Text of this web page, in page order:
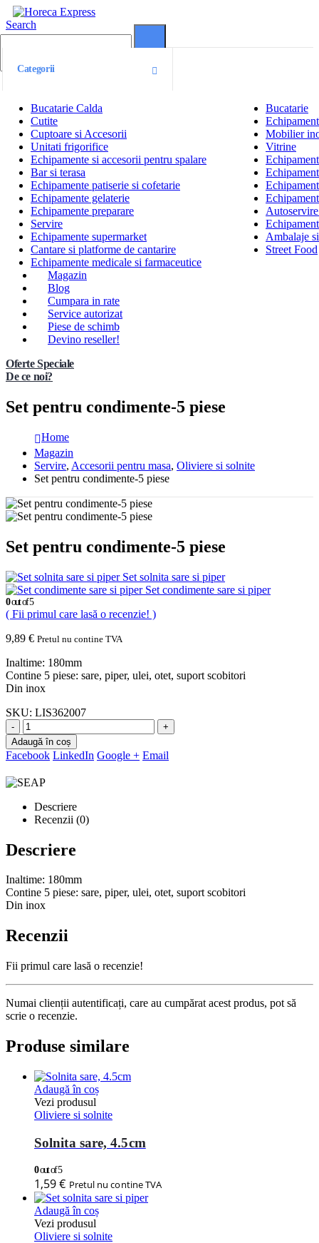
Search
Categorii
Bucatarie Calda
Bucatarie
Cutite
Cuptoare si Accesorii
Mobilier
Unitati frigorifice
Vitrine
Echipamente si accesorii pentru spalare
Bar si terasa
Echipamente patiserie si cofetarie
Echipamente gelaterie
Echipamente preparare
Servire
Echipamente supermarket
Ambalaje
Cantare si platforme de cantarire
Street Food
Echipamente medicale si farmaceutice
Magazin
Blog
Cumpara in rate
Service autorizat
Piese de schimb
Devino reseller!
Oferte Speciale
De ce noi?
Set pentru condimente-5 piese
Home
Magazin
Servire, Accesorii pentru masa, Oliviere si solnite
Set pentru condimente-5 piese
Set pentru condimente-5 piese
Set solnita sare si piper
Set condimente sare si piper
0out of 5
( Fii primul care lasă o recenzie! )
9,89 € Pretul nu contine TVA
Inaltime: 180mm
Contine 5 piese: sare, piper, ulei, otet, suport scobitori
Din inox
SKU: LIS362007
-
+
Adaugă în coș
Facebook LinkedIn Google + Email
Descriere
Recenzii (0)
Descriere
Inaltime: 180mm
Contine 5 piese: sare, piper, ulei, otet, suport scobitori
Din inox
Recenzii
Fii primul care lasă o recenzie!
Numai clienții autentificați, care au cumpărat acest produs, pot să
scrie o recenzie.
Produse similare
Adaugă în coș
Vezi produsul
Oliviere si solnite
Solnita sare, 4.5cm
0out of 5
1,59€ Pretul nu contine TVA
Adaugă în coș
Vezi produsul
Oliviere si solnite